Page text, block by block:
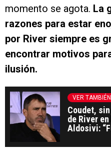
momento se agota. La
razones para estar
por River siempre es
encontrar motivos
ilusión.
VER TAMBIÉN
Coudet,
de River
Aldosivi: